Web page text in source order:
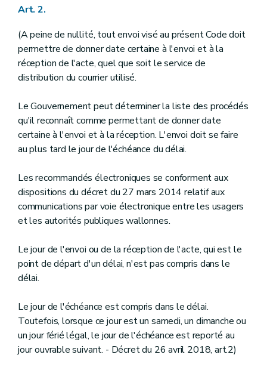
Sous-section première (...)
Art. 141
Sous-section 2 (...)
Art. 142
Sous-section 3 (...)
Section 3
(...)
Sous-section première (...)
Art. 144
Sous-section 2 (...)
Art. 145 à 148
Sous-section 3
Chapitre V (...)
Art. 150 à 152
Titre VI (...)
Art. 153 à 159
Titre VII (...)
Titre VIII (...)
Art. 161 à 166
Livre II (...)
Art. 167 à 171
Chapitre II (...)
Art. 172
Chapitre III (...)
Art. 173
Art. 2.
(A peine de nullité, tout envoi visé au présent Code doit
permettre de donner date certaine à l'envoi et à la
réception de l'acte, quel que soit le service de
distribution du courrier utilisé.
Le Gouvernement peut déterminer la liste des procédés
qu'il reconnaît comme permettant de donner date
certaine à l'envoi et à la réception. L'envoi doit se faire
au plus tard le jour de l'échéance du délai.
Les recommandés électroniques se conforment aux
dispositions du décret du 27 mars 2014 relatif aux
communications par voie électronique entre les usagers
et les autorités publiques wallonnes.
Le jour de l'envoi ou de la réception de l'acte, qui est le
point de départ d'un délai, n'est pas compris dans le
délai.
Le jour de l'échéance est compris dans le délai.
Toutefois, lorsque ce jour est un samedi, un dimanche ou
un jour férié légal, le jour de l'échéance est reporté au
jour ouvrable suivant. - Décret du 26 avril 2018, art.2)